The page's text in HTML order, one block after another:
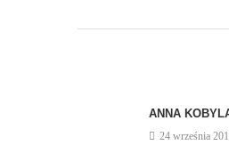
ANNA
24 września